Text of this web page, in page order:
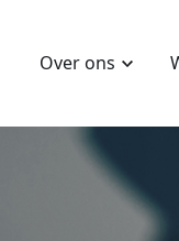
Over ons